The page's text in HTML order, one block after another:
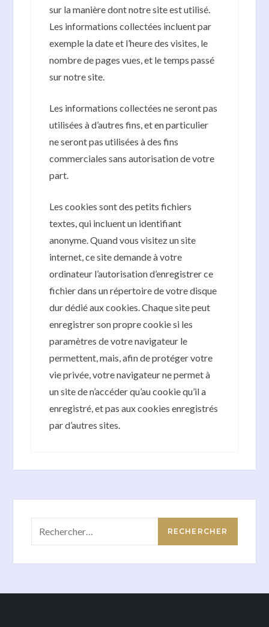
sur la manière dont notre site est utilisé.
Les informations collectées incluent par
exemple la date et l’heure des visites, le
nombre de pages vues, et le temps passé
sur notre site.
Les informations collectées ne seront pas
utilisées à d’autres fins, et en particulier
ne seront pas utilisées à des fins
commerciales sans autorisation de votre
part.
Les cookies sont des petits fichiers
textes, qui incluent un identifiant
anonyme. Quand vous visitez un site
internet, ce site demande à votre
ordinateur l’autorisation d’enregistrer ce
fichier dans un répertoire de votre disque
dur dédié aux cookies. Chaque site peut
enregistrer son propre cookie si les
paramètres de votre navigateur le
permettent, mais, afin de protéger votre
vie privée, votre navigateur ne permet à
un site de n’accéder qu’au cookie qu’il a
enregistré, et pas aux cookies enregistrés
par d’autres sites.